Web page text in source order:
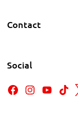
Contact
Social